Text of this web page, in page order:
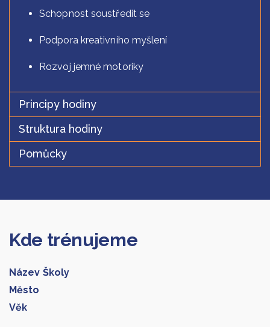
Cíle
Schopnost soustředit se
Podpora kreativního myšlení
Rozvoj jemné motoriky
Principy hodiny
Struktura hodiny
Pomůcky
Kde trénujeme
Název Školy
Město
Věk